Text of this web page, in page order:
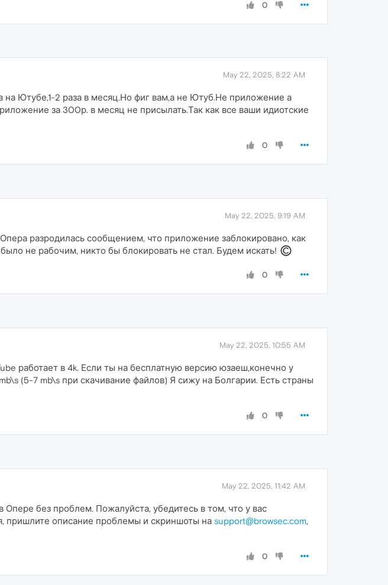
0
May 22, 2025, 8:22 AM
на Ютубе,1-2 раза в месяц.Но фиг вам,а не Ютуб.Не приложение а
за 300р. в месяц не присылать.Так как все ваши идиотские
0
May 22, 2025, 9:19 AM
разродилась сообщением, что приложение заблокировано, как
не рабочим, никто бы блокировать не стал. Будем искать!
0
May 22, 2025, 10:55 AM
работает в 4k. Если ты на бесплатную версию юзаеш,конечно у
(5-7 mb\s при скачивание файлов) Я сижу на Болгарии. Есть страны
0
May 22, 2025, 11:42 AM
Опере без проблем. Пожалуйста, убедитесь в том, что у вас
пришлите описание проблемы и скриншоты на support@browsec.com,
0